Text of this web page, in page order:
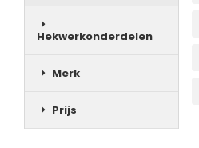
Hekwerkonderdelen
Merk
Prijs